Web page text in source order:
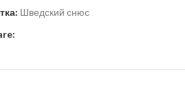
Шведский снюс